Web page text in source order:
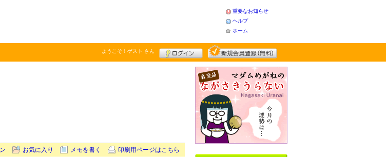
重要なお知らせ
ヘルプ
ホーム
ようこそ！ ゲスト さん
お気に入り メモを書く 印刷用ページはこちら